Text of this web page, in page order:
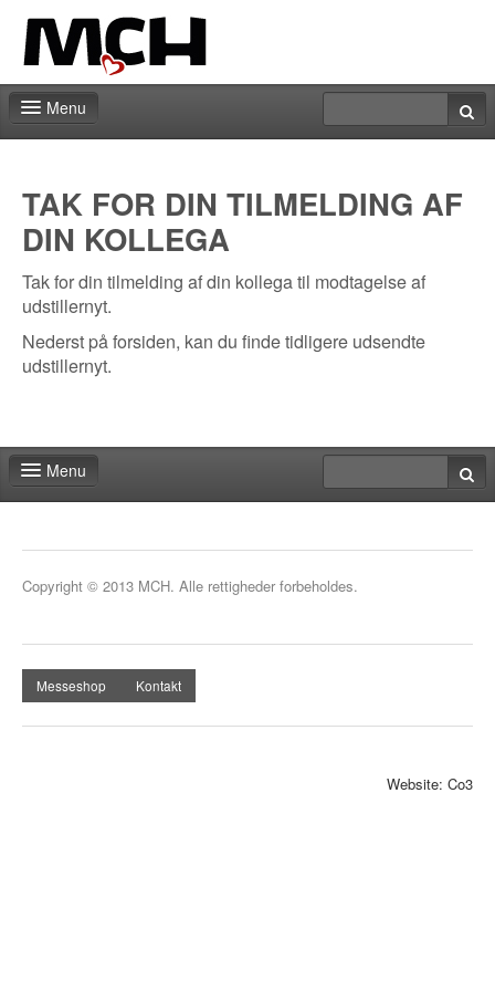
Menu
TAK FOR DIN TILMELDING AF
DIN KOLLEGA
Tak for din tilmelding af din kollega til modtagelse af
udstillernyt.
Nederst på forsiden, kan du finde tidligere udsendte
udstillernyt.
Menu
Copyright © 2013 MCH. Alle rettigheder forbeholdes.
Messeshop Kontakt
Website: Co3